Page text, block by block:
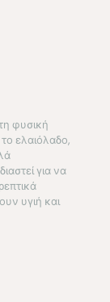
φυσική
ελαιόλαδο,
για να
υγιή και